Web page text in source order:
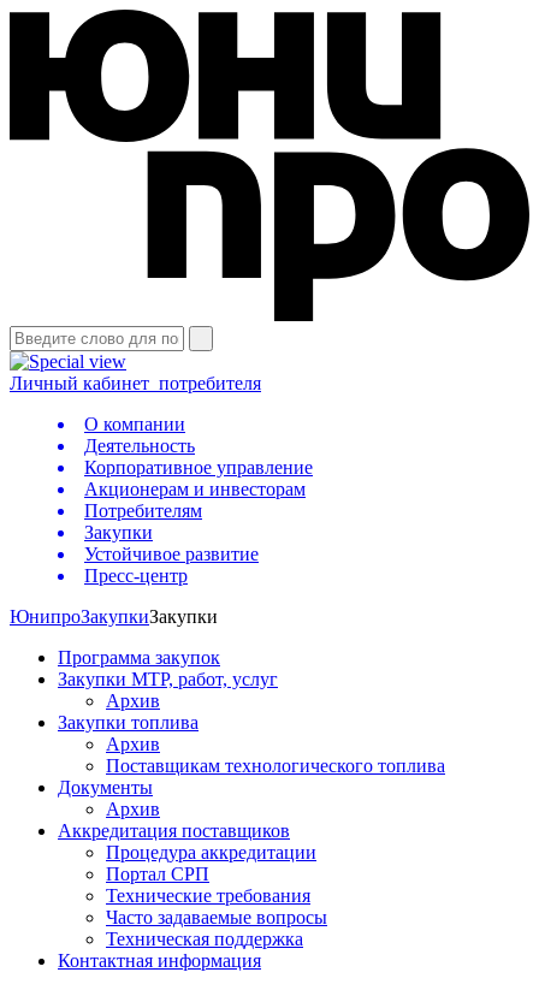
Личный кабинет потребителя
О компании
Деятельность
Корпоративное управление
Акционерам и инвесторам
Потребителям
Закупки
Устойчивое развитие
Пресс-центр
ЮнипроЗакупкиЗакупки
Программа закупок
Закупки МТР, работ, услуг
Архив
Закупки топлива
Архив
Поставщикам технологического топлива
Документы
Архив
Аккредитация поставщиков
Процедура аккредитации
Портал СРП
Технические требования
Часто задаваемые вопросы
Техническая поддержка
Контактная информация